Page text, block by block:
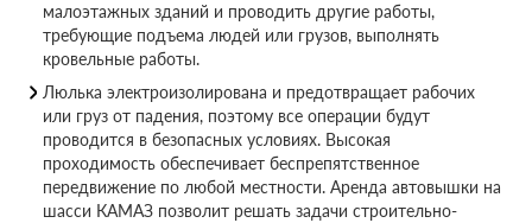
малоэтажных зданий и проводить другие работы,
требующие подъема людей или грузов, выполнять
кровельные работы.
Люлька электроизолирована и предотвращает рабочих
или груз от падения, поэтому все операции будут
проводится в безопасных условиях. Высокая
проходимость обеспечивает беспрепятственное
передвижение по любой местности. Аренда автовышки на
шасси КАМАЗ позволит решать задачи строительно-